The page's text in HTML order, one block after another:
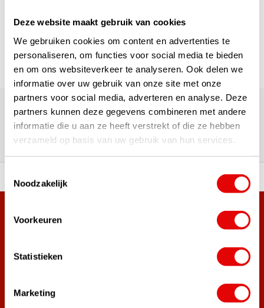
Deze website maakt gebruik van cookies
We gebruiken cookies om content en advertenties te
personaliseren, om functies voor social media te bieden
en om ons websiteverkeer te analyseren. Ook delen we
informatie over uw gebruik van onze site met onze
partners voor social media, adverteren en analyse. Deze
partners kunnen deze gegevens combineren met andere
informatie die u aan ze heeft verstrekt of die ze hebben
verzameld op basis van uw gebruik van hun services.
Noodzakelijk
Voorkeuren
Statistieken
Marketing
Pagina 1 van 1
180.000+ Klanten | 5.000+ Reviews | Trusted Shops, TrustPilot,
Google
Reviews: Onze klanten aan het
woord
A-merken! Vóór 15:00 besteld,
Meer dan 38.000 klanten hebben zich al
Word ook lid van de nieuwsbrief en mis nooit meer de beste
golf aanbiedingen!